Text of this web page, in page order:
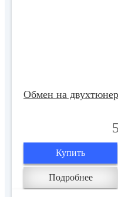
Обмен на
Купить
Подробнее